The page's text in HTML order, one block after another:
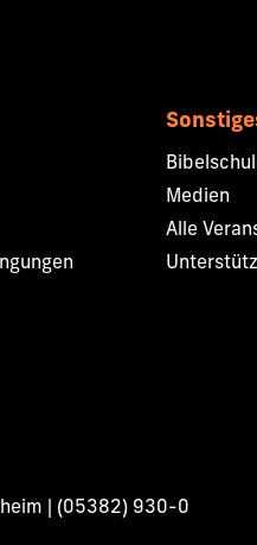
Medien
Alle
| (05382) 930-0